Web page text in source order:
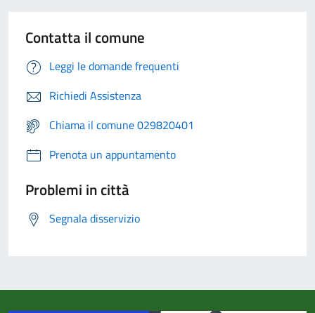
Contatta il comune
Leggi le domande frequenti
Richiedi Assistenza
Chiama il comune 029820401
Prenota un appuntamento
Problemi in città
Segnala disservizio